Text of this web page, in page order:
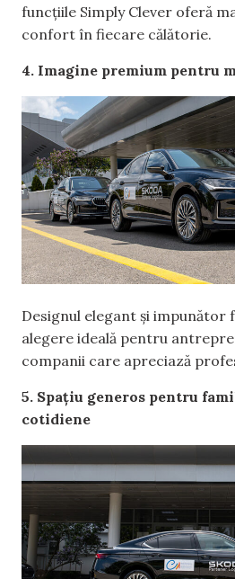
funcțiile Simply Clever oferă
confort în fiecare călătorie.
4. Imagine premium pentru
Designul elegant și impunător
alegere ideală pentru
companii care apreciază
5. Spațiu generos pentru
cotidiene